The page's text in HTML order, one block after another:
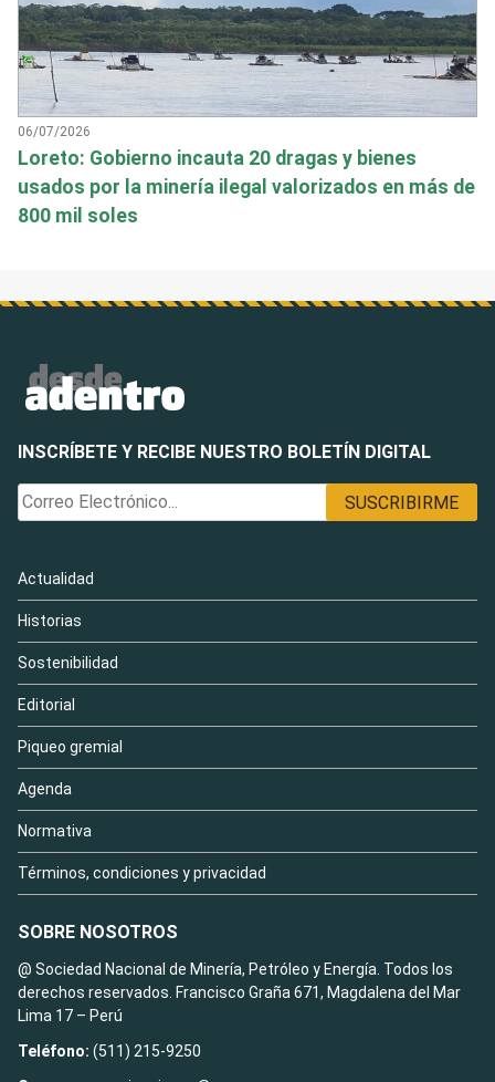
06/07/2026
Loreto: Gobierno incauta 20 dragas y bienes
usados por la minería ilegal valorizados en más de
800 mil soles
INSCRÍBETE Y RECIBE NUESTRO BOLETÍN DIGITAL
Actualidad
Historias
Sostenibilidad
Editorial
Piqueo gremial
Agenda
Normativa
Términos, condiciones y privacidad
SOBRE NOSOTROS
@ Sociedad Nacional de Minería, Petróleo y Energía. Todos los
derechos reservados. Francisco Graña 671, Magdalena del Mar
Lima 17 – Perú
Teléfono: (511) 215-9250